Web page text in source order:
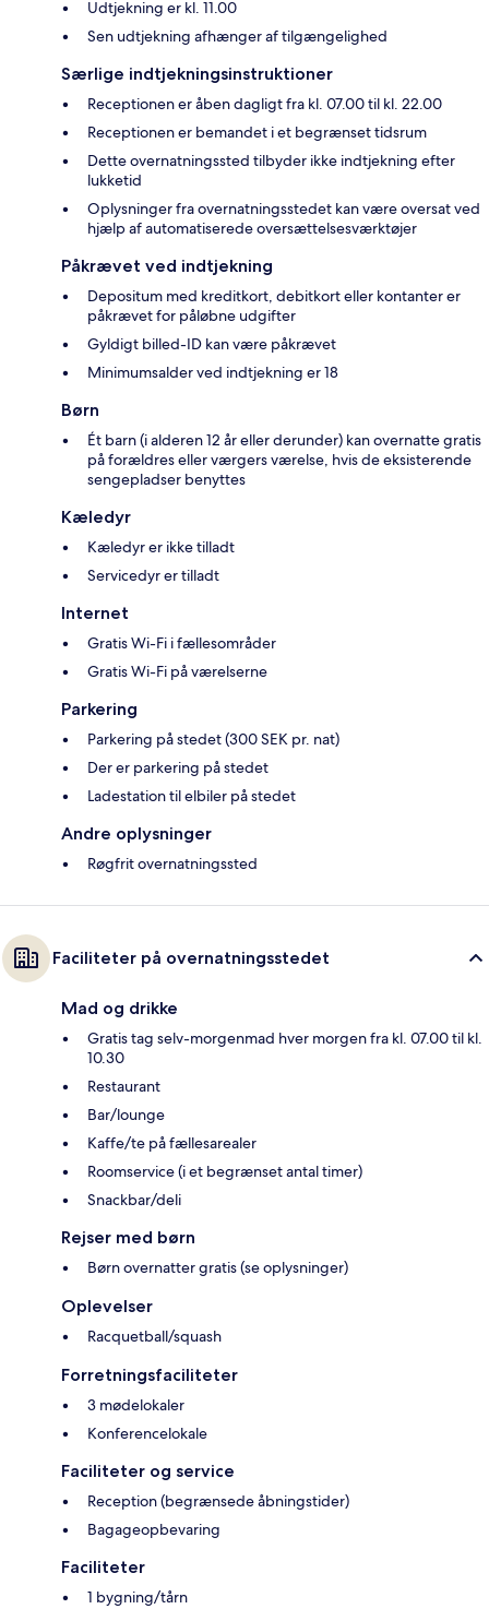
Udtjekning er kl. 11.00
Sen udtjekning afhænger af tilgængelighed
Særlige indtjekningsinstruktioner
Receptionen er åben dagligt fra kl. 07.00 til kl. 22.00
Receptionen er bemandet i et begrænset tidsrum
Dette overnatningssted tilbyder ikke indtjekning efter
lukketid
Oplysninger fra overnatningsstedet kan være oversat ved
hjælp af automatiserede oversættelsesværktøjer
Påkrævet ved indtjekning
Depositum med kreditkort, debitkort eller kontanter er
påkrævet for påløbne udgifter
Gyldigt billed-ID kan være påkrævet
Minimumsalder ved indtjekning er 18
Børn
Ét barn (i alderen 12 år eller derunder) kan overnatte gratis
på forældres eller værgers værelse, hvis de eksisterende
sengepladser benyttes
Kæledyr
Kæledyr er ikke tilladt
Servicedyr er tilladt
Internet
Gratis Wi-Fi i fællesområder
Gratis Wi-Fi på værelserne
Parkering
Parkering på stedet (300 SEK pr. nat)
Der er parkering på stedet
Ladestation til elbiler på stedet
Andre oplysninger
Røgfrit overnatningssted
Faciliteter på overnatningsstedet
Mad og drikke
Gratis tag selv-morgenmad hver morgen fra kl. 07.00 til kl.
10.30
Restaurant
Bar/lounge
Kaffe/te på fællesarealer
Roomservice (i et begrænset antal timer)
Snackbar/deli
Rejser med børn
Børn overnatter gratis (se oplysninger)
Oplevelser
Racquetball/squash
Forretningsfaciliteter
3 mødelokaler
Konferencelokale
Faciliteter og service
Reception (begrænsede åbningstider)
Bagageopbevaring
Faciliteter
1 bygning/tårn